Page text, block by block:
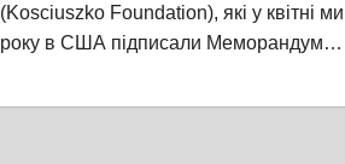
продовжувачі
(Kosciuszko Foundation), які у квітні
року в США підписали Меморандум…